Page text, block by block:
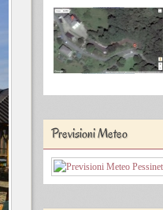
Previsioni Meteo